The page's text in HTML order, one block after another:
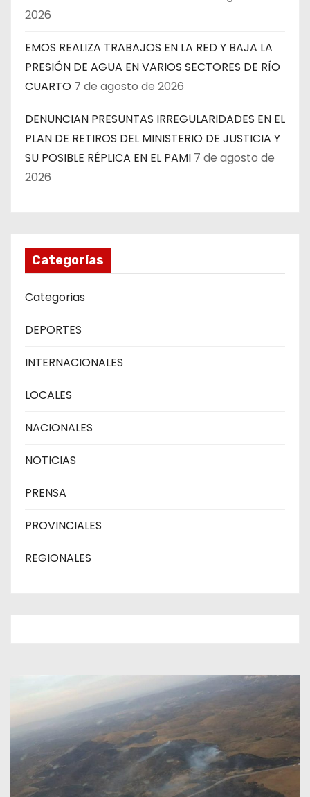
2026
EMOS REALIZA TRABAJOS EN LA RED Y BAJA LA
PRESIÓN DE AGUA EN VARIOS SECTORES DE RÍO
CUARTO 7 de agosto de 2026
DENUNCIAN PRESUNTAS IRREGULARIDADES EN EL
PLAN DE RETIROS DEL MINISTERIO DE JUSTICIA Y
SU POSIBLE RÉPLICA EN EL PAMI 7 de agosto de
2026
Categorías
Categorias
DEPORTES
INTERNACIONALES
LOCALES
NACIONALES
NOTICIAS
PRENSA
PROVINCIALES
REGIONALES